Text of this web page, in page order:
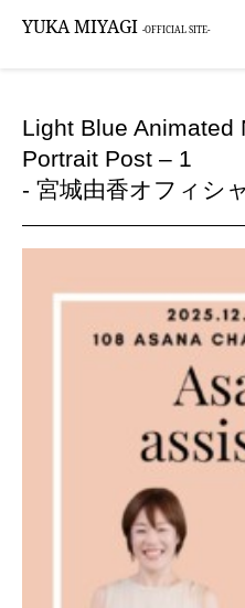
YUKA MIYAGI -OFFICIAL SITE-
Light Blue Animated
Portrait Post – 1
- 宮城由香オフィシ